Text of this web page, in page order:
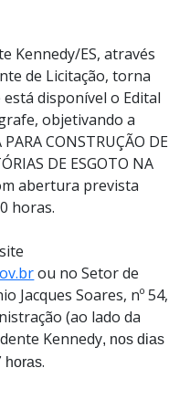
Kennedy/ES, através
de Licitação, torna
disponível o Edital
objetivando a
CONSTRUÇÃO DE
DE ESGOTO NA
abertura prevista
horas.
ou no Setor de
Jacques Soares, nº 54,
(ao lado da
Kennedy, nos dias
horas.